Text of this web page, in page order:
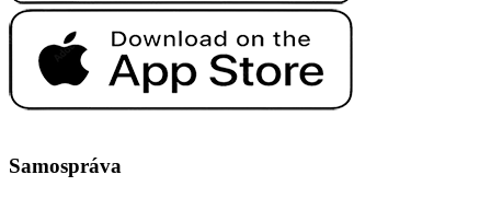
Samospráva